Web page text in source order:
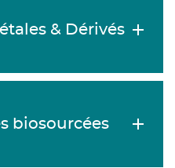
& Dérivés
biosourcées